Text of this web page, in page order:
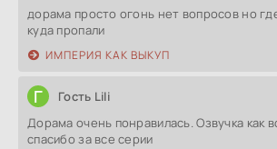
дорама просто огонь нет вопросов но
куда пропали
ИМПЕРИЯ КАК ВЫКУП
Г Гость Lili
Дорама очень понравилась. Озвучка как
спасибо за все серии